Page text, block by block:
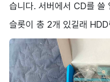
습니다. 서버에서 CD를 쓸
슬롯이 총 2개 있길래